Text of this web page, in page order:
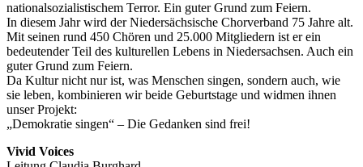
nationalsozialistischem Terror. Ein guter Grund zum Feiern.
In diesem Jahr wird der Niedersächsische Chorverband 75 Jahre alt.
Mit seinen rund 450 Chören und 25.000 Mitgliedern ist er ein
bedeutender Teil des kulturellen Lebens in Niedersachsen. Auch ein
guter Grund zum Feiern.
Da Kultur nicht nur ist, was Menschen singen, sondern auch, wie
sie leben, kombinieren wir beide Geburtstage und widmen ihnen
unser Projekt:
„Demokratie singen“ – Die Gedanken sind frei!
Vivid Voices